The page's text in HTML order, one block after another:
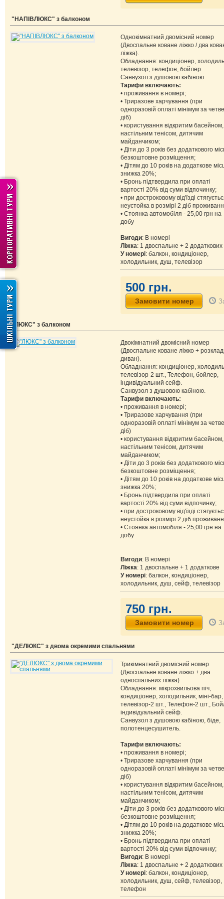
"НАПІВЛЮКС" з балконом
Однокімнатний двомісний номер
(Двоспальне коване ліжко / два
ліжка).
Обладнання: кондиціонер,
телевізор, телефон, бойлер.
Санвузол з душовою кабіною
Тарифи включають:
• проживання в номері;
• Триразове харчування (при
одноразовій оплаті мінімум за
діб)
• користування відкритим басейном,
настільним тенісом, дитячим
майданчиком;
• Діти до 3 років без додаткового
безкоштовне розміщення;
• Дітям до 10 років на додаткове
знижка 20%;
• Бронь підтвердила при оплаті
вартості 20% від суми відпочинку;
• при достроковому від'їзді
неустойка в розмірі 2 діб
• Стоянка автомобіля - 25,00 грн на
добу
Вигоди: В номері
Ліжка: 1 двоспальне + 2 додаткових
У номері: балкон, кондиціонер,
холодильник, душ, телевізор
500 грн.
"ЛЮКС" з балконом
Двокімнатний двомісний номер
(Двоспальне коване ліжко +
диван).
Обладнання: кондиціонер,
телевізор-2 шт., Телефон, бойлер,
індивідуальний сейф.
Санвузол з душовою кабіною.
Тарифи включають:
• проживання в номері;
• Триразове харчування (при
одноразовій оплаті мінімум за
діб)
• користування відкритим басейном,
настільним тенісом, дитячим
майданчиком;
• Діти до 3 років без додаткового
безкоштовне розміщення;
• Дітям до 10 років на додаткове
знижка 20%;
• Бронь підтвердила при оплаті
вартості 20% від суми відпочинку;
• при достроковому від'їзді
неустойка в розмірі 2 діб
• Стоянка автомобіля - 25,00 грн на
добу
Вигоди: В номері
Ліжка: 1 двоспальне + 1 додаткове
У номері: балкон, кондиціонер,
холодильник, душ, сейф, телевізор
750 грн.
"ДЕЛЮКС" з двома окремими спальнями
Трикімнатний двомісний номер
(Двоспальне коване ліжко + два
односпальних ліжка)
Обладнання: мікрохвильова піч,
кондиціонер, холодильник, міні-бар,
телевізор-2 шт., Телефон-2 шт.,
індивідуальний сейф.
Санвузол з душовою кабіною, біде,
полотенцесушитель.
Тарифи включають:
• проживання в номері;
• Триразове харчування (при
одноразовій оплаті мінімум за
діб)
• користування відкритим басейном,
настільним тенісом, дитячим
майданчиком;
• Діти до 3 років без додаткового
безкоштовне розміщення;
• Дітям до 10 років на додаткове
знижка 20%;
• Бронь підтвердила при оплаті
вартості 20% від суми відпочинку;
Вигоди: В номері
Ліжка: 1 двоспальне + 2 додаткових
У номері: балкон, кондиціонер,
холодильник, душ, сейф, телевізор,
телефон